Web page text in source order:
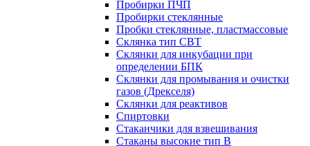
Пробирки ПЧП
Пробирки стеклянные
Пробки стеклянные, пластмассовые
Склянка тип СВТ
Склянки для инкубации при
определении БПК
Склянки для промывания и очистки
газов (Дрекселя)
Склянки для реактивов
Спиртовки
Стаканчики для взвешивания
Стаканы высокие тип В